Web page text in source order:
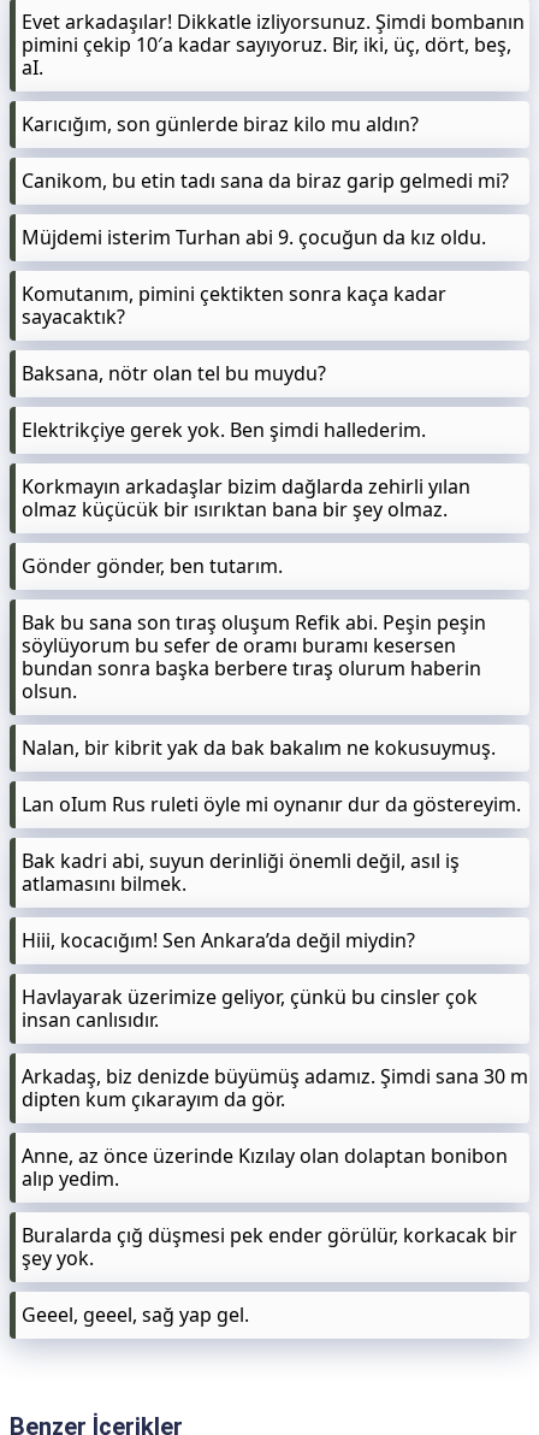
Evet arkadaşılar! Dikkatle izliyorsunuz. Şimdi bombanın
pimini çekip 10′a kadar sayıyoruz. Bir, iki, üç, dört, beş,
aI.
Karıcığım, son günlerde biraz kilo mu aldın?
Canikom, bu etin tadı sana da biraz garip gelmedi mi?
Müjdemi isterim Turhan abi 9. çocuğun da kız oldu.
Komutanım, pimini çektikten sonra kaça kadar
sayacaktık?
Baksana, nötr olan tel bu muydu?
Elektrikçiye gerek yok. Ben şimdi hallederim.
Korkmayın arkadaşlar bizim dağlarda zehirli yılan
olmaz küçücük bir ısırıktan bana bir şey olmaz.
Gönder gönder, ben tutarım.
Bak bu sana son tıraş oluşum Refik abi. Peşin peşin
söylüyorum bu sefer de oramı buramı kesersen
bundan sonra başka berbere tıraş olurum haberin
olsun.
Nalan, bir kibrit yak da bak bakalım ne kokusuymuş.
Lan oIum Rus ruleti öyle mi oynanır dur da göstereyim.
Bak kadri abi, suyun derinliği önemli değil, asıl iş
atlamasını bilmek.
Hiii, kocacığım! Sen Ankara’da değil miydin?
Havlayarak üzerimize geliyor, çünkü bu cinsler çok
insan canlısıdır.
Arkadaş, biz denizde büyümüş adamız. Şimdi sana 30 m
dipten kum çıkarayım da gör.
Anne, az önce üzerinde Kızılay olan dolaptan bonibon
alıp yedim.
Buralarda çığ düşmesi pek ender görülür, korkacak bir
şey yok.
Geeel, geeel, sağ yap gel.
Benzer İçerikler